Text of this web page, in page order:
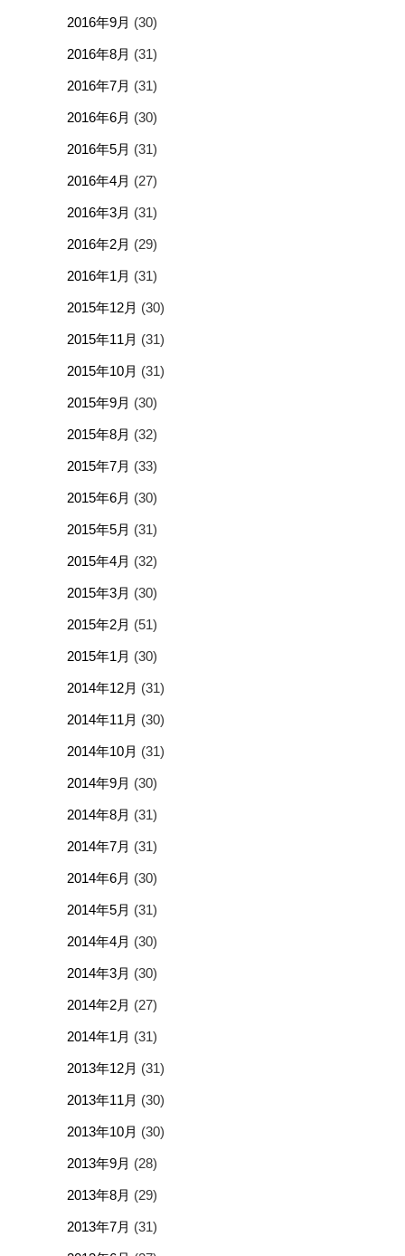
2016年9月 (30)
2016年8月 (31)
2016年7月 (31)
2016年6月 (30)
2016年5月 (31)
2016年4月 (27)
2016年3月 (31)
2016年2月 (29)
2016年1月 (31)
2015年12月 (30)
2015年11月 (31)
2015年10月 (31)
2015年9月 (30)
2015年8月 (32)
2015年7月 (33)
2015年6月 (30)
2015年5月 (31)
2015年4月 (32)
2015年3月 (30)
2015年2月 (51)
2015年1月 (30)
2014年12月 (31)
2014年11月 (30)
2014年10月 (31)
2014年9月 (30)
2014年8月 (31)
2014年7月 (31)
2014年6月 (30)
2014年5月 (31)
2014年4月 (30)
2014年3月 (30)
2014年2月 (27)
2014年1月 (31)
2013年12月 (31)
2013年11月 (30)
2013年10月 (30)
2013年9月 (28)
2013年8月 (29)
2013年7月 (31)